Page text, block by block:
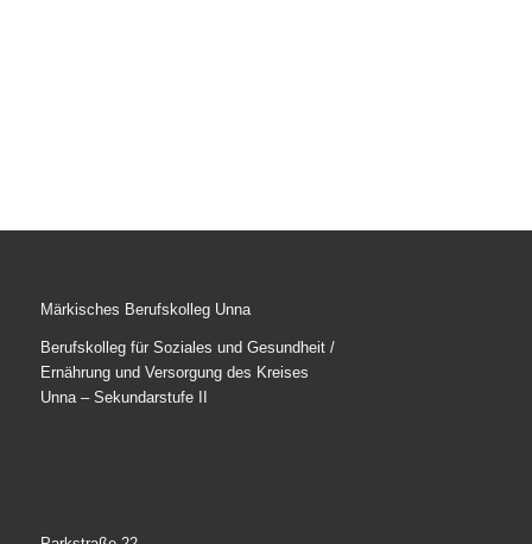
Märkisches Berufskolleg Unna
Berufskolleg für Soziales und Gesundheit /
Ernährung und Versorgung des Kreises
Unna – Sekundarstufe II